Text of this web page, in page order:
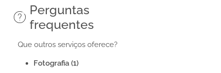
Perguntas
frequentes
Que outros serviços oferece?
Fotografia (1)